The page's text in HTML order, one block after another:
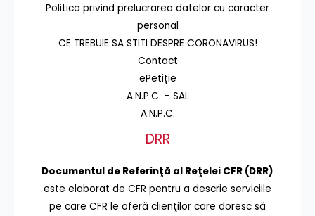
Politica privind prelucrarea datelor cu caracter
personal
CE TREBUIE SA STITI DESPRE CORONAVIRUS!
Contact
ePetiție
A.N.P.C. – SAL
A.N.P.C.
DRR
Documentul de Referinţă al Reţelei CFR (DRR)
este elaborat de CFR pentru a descrie serviciile
pe care CFR le oferă clienţilor care doresc să